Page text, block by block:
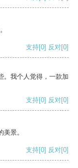
支持[0] 反对[0]
。我个人觉得，一款加
支持[0] 反对[0]
景。
支持[0] 反对[0]